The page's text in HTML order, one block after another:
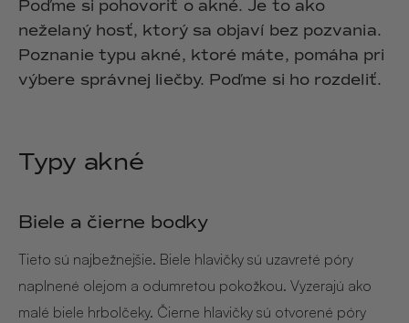
Poďme si pohovoriť o akné. Je to ako
neželaný hosť, ktorý sa objaví bez pozvania.
Poznanie typu akné, ktoré máte, pomáha pri
výbere správnej liečby. Poďme si ho rozdeliť.
Typy akné
Biele a čierne bodky
Tieto sú najbežnejšie. Biele hlavičky sú uzavreté póry
naplnené olejom a odumretou pokožkou. Vyzerajú ako
malé biele hrbolčeky. Čierne hlavičky sú otvorené póry
SOLEILLE
€29,90
L´AMOUR
€24,90
€24,90
Hair & Body Mist
€24,90 €12,90
Hair & Body Mist
Hand Cream Serum
Nail Oil
Sety
SOLEILLE
L'AMOUR